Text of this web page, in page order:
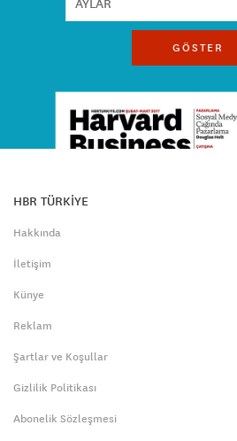
GÖSTER
HBR TÜRKİYE
Hakkında
İletişim
Künye
Reklam
Şartlar ve Koşullar
Gizlilik Politikası
Abonelik Sözleşmesi